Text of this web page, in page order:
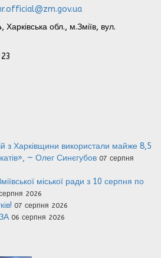
Харківська обл., м.Зміїв, вул.
з Харківщини використали майже 8,5
— Олег Синєгубов 07 серпня
міської ради з 10 серпня по
2026
07 серпня 2026
06 серпня 2026